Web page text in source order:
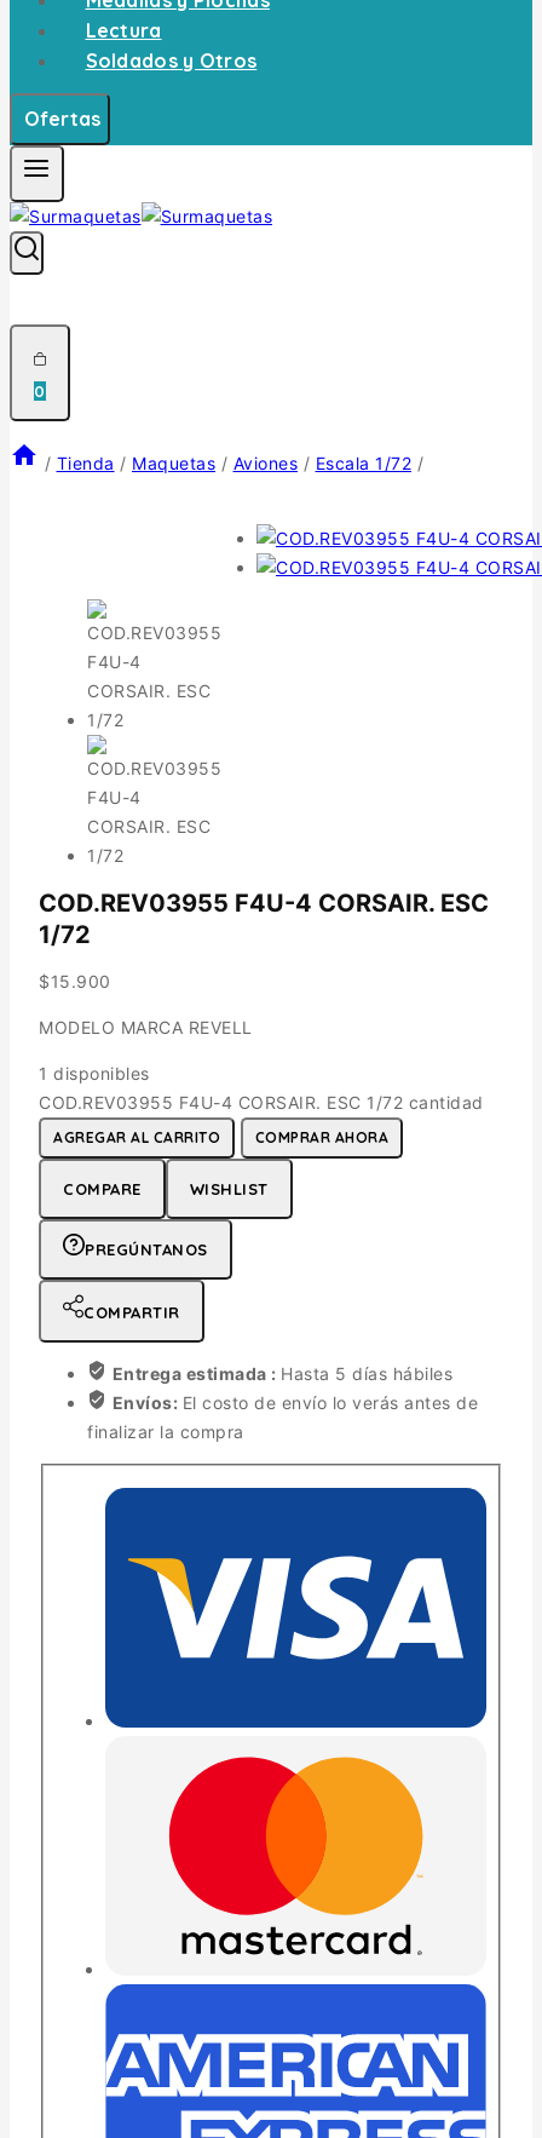
Lectura
Soldados y Otros
Ofertas
0
/ Tienda / Maquetas / Aviones / Escala 1/72 /
COD.REV03955 F4U-4 CORSAIR. ESC
1/72
$15.900
MODELO MARCA REVELL
1 disponibles
COD.REV03955 F4U-4 CORSAIR. ESC 1/72 cantidad
AGREGAR AL CARRITO COMPRAR AHORA
COMPARE WISHLIST
PREGÚNTANOS
COMPARTIR
Entrega estimada : Hasta 5 días hábiles
Envíos: El costo de envío lo verás antes de
finalizar la compra